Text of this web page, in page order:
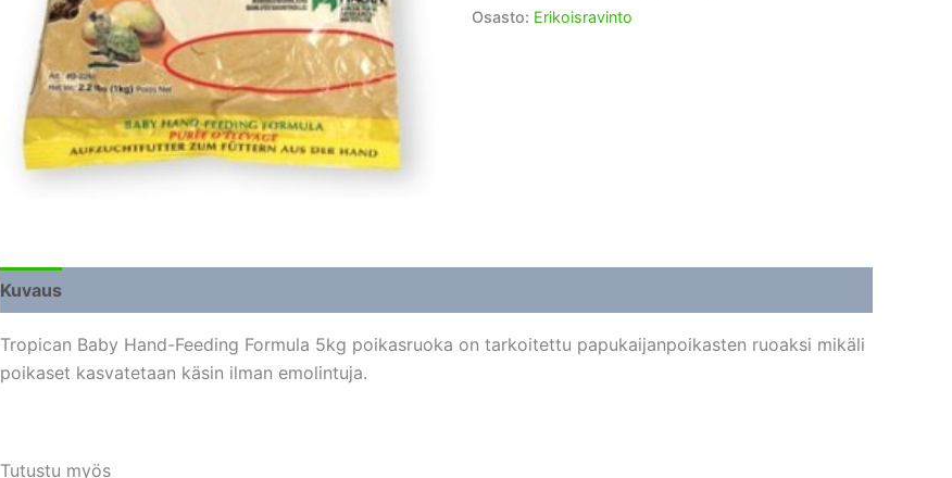
Osasto: Erikoisravinto
Kuvaus
Tropican Baby Hand-Feeding Formula 5kg poikasruoka on tarkoitettu papukaijanpoikasten ruoaksi mikäli
poikaset kasvatetaan käsin ilman emolintuja.
Tutustu myös